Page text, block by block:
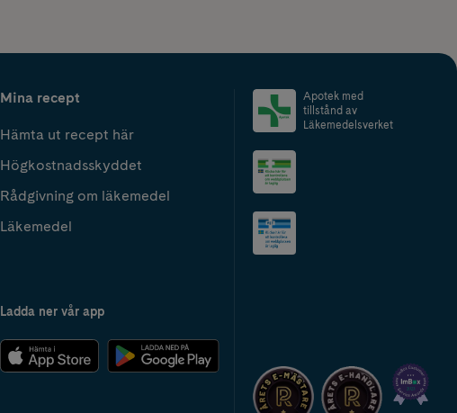
Mina recept
Hämta ut recept här
Högkostnadsskyddet
Rådgivning om läkemedel
Läkemedel
Ladda ner vår app
Apotek med
tillstånd av
Läkemedelsverket